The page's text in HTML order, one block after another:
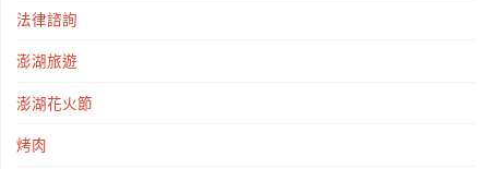
法律諮詢
澎湖旅遊
澎湖花火節
烤肉